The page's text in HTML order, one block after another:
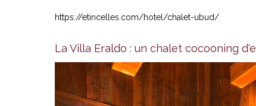
https://etincelles.com/hotel/chalet-ubud/
La Villa Eraldo : un chalet cocooning